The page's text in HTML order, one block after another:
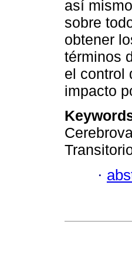
así
sobre
obtener
términos
el control
impacto
·